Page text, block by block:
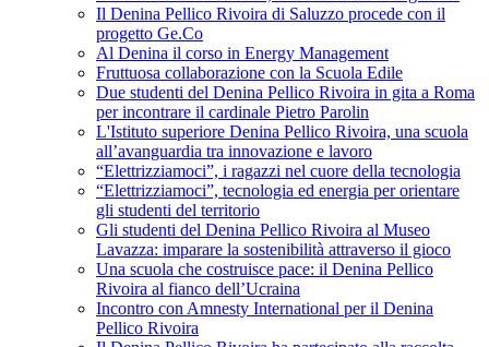
Il Denina Pellico Rivoira di Saluzzo procede con il
progetto Ge.Co
Al Denina il corso in Energy Management
Fruttuosa collaborazione con la Scuola Edile
Due studenti del Denina Pellico Rivoira in gita a Roma
per incontrare il cardinale Pietro Parolin
L'Istituto superiore Denina Pellico Rivoira, una scuola
all’avanguardia tra innovazione e lavoro
“Elettrizziamoci”, i ragazzi nel cuore della tecnologia
“Elettrizziamoci”, tecnologia ed energia per orientare
gli studenti del territorio
Gli studenti del Denina Pellico Rivoira al Museo
Lavazza: imparare la sostenibilità attraverso il gioco
Una scuola che costruisce pace: il Denina Pellico
Rivoira al fianco dell’Ucraina
Incontro con Amnesty International per il Denina
Pellico Rivoira